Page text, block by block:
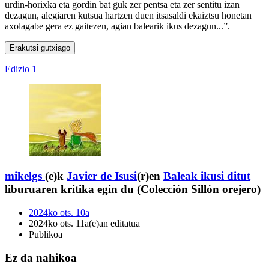
urdin-horixka eta gordin bat guk zer pentsa eta zer sentitu izan
dezagun, alegiaren kutsua hartzen duen itsasaldi ekaiztsu honetan
axolagabe gera ez gaitezen, agian balearik ikus dezagun...”.
Erakutsi gutxiago
Edizio 1
mikelgs (e)k Javier de Isusi(r)en Baleak ikusi ditut
liburuaren kritika egin du (Colección Sillón orejero)
2024ko ots. 10a
2024ko ots. 11a(e)an editatua
Publikoa
Ez da nahikoa